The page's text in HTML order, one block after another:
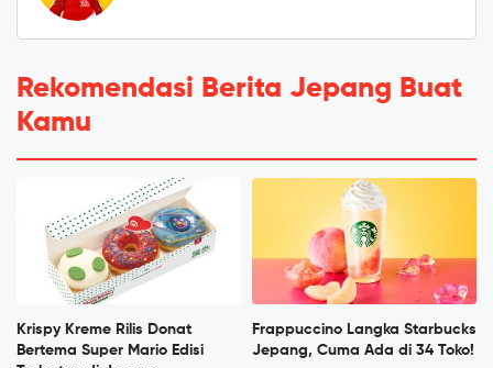
Rekomendasi Berita Jepang Buat
Kamu
Krispy Kreme Rilis Donat
Bertema Super Mario Edisi
Frappuccino Langka Starbucks
Jepang, Cuma Ada di 34 Toko!